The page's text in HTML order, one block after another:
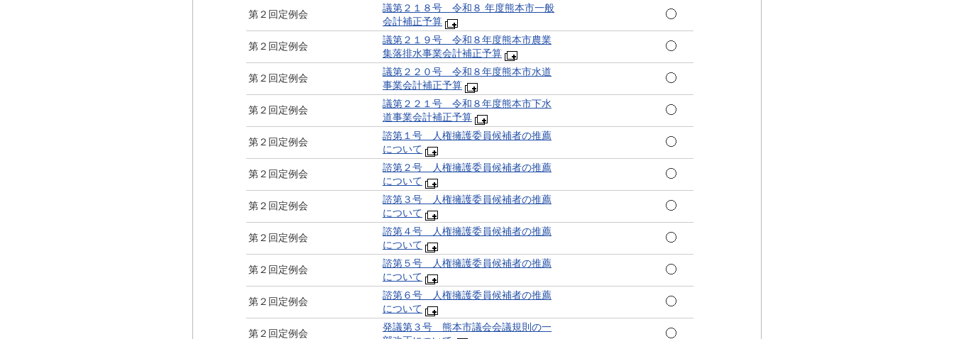
第２回定例会
議第２１８号 令和８ 年度熊本市一般
会計補正予算
第２回定例会
議第２１９号 令和８年度熊本市農業
集落排水事業会計補正予算
第２回定例会
議第２２０号 令和８年度熊本市水道
事業会計補正予算
第２回定例会
議第２２１号 令和８年度熊本市下水
道事業会計補正予算
第２回定例会
諮第１号 人権擁護委員候補者の推薦
について
第２回定例会
諮第２号 人権擁護委員候補者の推薦
について
第２回定例会
諮第３号 人権擁護委員候補者の推薦
について
第２回定例会
諮第４号 人権擁護委員候補者の推薦
について
第２回定例会
諮第５号 人権擁護委員候補者の推薦
について
第２回定例会
諮第６号 人権擁護委員候補者の推薦
について
第２回定例会
発議第３号 熊本市議会会議規則の一